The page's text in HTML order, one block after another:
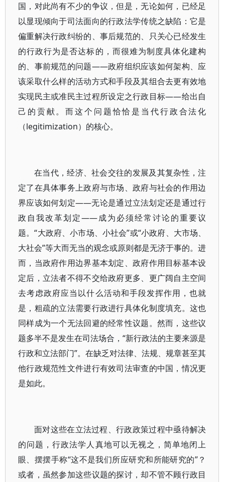
国，对此尚有不少的争议，但是，无论如何，已经足
以显现倾向于司法面向的行政法学传统之缺陷：它是
偏重解决行政纠纷的、事后规范的、只关心已经发生
的行政行为是否达标的，而很难为制度具体化建构
的、事前规范的问题——政府组织应该如何架构、应
该采取什么样的活动方式和手段及其组合去更有效地
实现民主或准民主过程所设定之行政目标——给出自
己的贡献。而这个问题恰恰是当代行政合法化
（legitimization）的核心。
在当代，经济、社会交往的发展及其复杂性，注
定了在具体事务上政府与市场、政府与社会的作用边
界应该如何划定——无论是通过立法划定还是通过行
政自我改革划定——成为必须经常讨论的重要议
题。“大政府、小市场、小社会”或“小政府、大市场、
大社会”等大而无当的观念或原则都是无济于事的。进
而，当政府作用边界基本划定、政府作用目标基本设
定后，立法者不得不交给政府更多、更广阔自主空间
去考虑政府应当以什么活动和手段发挥作用，也就
是，粗疏的立法需要行政进行具体化制度填充。这也
同样成为一个无法回避的经常性议题。然而，这些议
题多半不是发生在司法场合，“新行政法的主要来源是
行政和立法部门”。在缺乏对法律、法规、规章甚至其
他行政规范性文件进行有效司法审查的中国，情况更
是如此。
面对这些在立法过程、行政政策过程中亟待解决
的问题，行政法学人真地可以无视之，简单地闭上
眼、摆摆手称“这不是我们所应研究和所能研究的”？
或者，虽然参加这些议题的探讨，却不管不顾行政目